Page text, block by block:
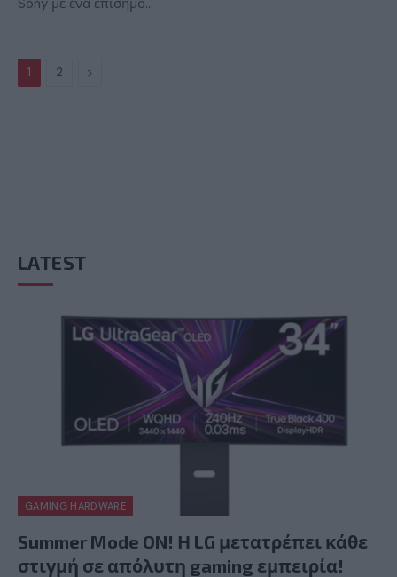
Sony με ένα επίσημο…
1 2 Next
LATEST
GAMING HARDWARE
Summer Mode ON! Η LG μετατρέπει κάθε
στιγμή σε απόλυτη gaming εμπειρία!